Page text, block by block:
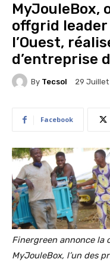
MyJouleBox,
offgrid
l’Ouest,
d’entreprise
By Tecsol 29 Juillet
Facebook
Finergreen annonce la
MyJouleBox, l’un des